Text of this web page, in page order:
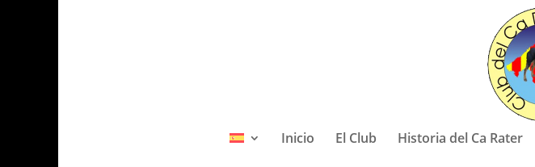
Inicio El Club Historia del Ca Rater